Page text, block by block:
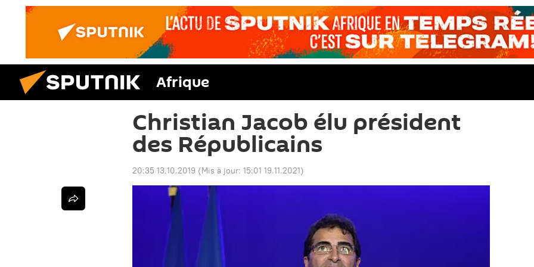
Afrique
Christian Jacob élu président
des Républicains
20:35 13.10.2019 (Mis à jour: 15:01 19.11.2021)